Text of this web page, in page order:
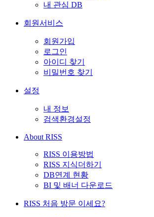
내 관심 DB
회원서비스
회원가입
로그인
아이디 찾기
비밀번호 찾기
설정
내 정보
검색환경설정
About RISS
RISS 이용방법
RISS 지식더하기
DB연계 현황
BI 및 배너 다운로드
RISS 처음 방문 이세요?